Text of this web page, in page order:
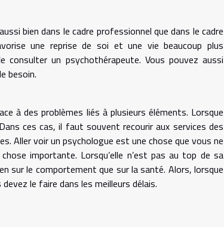
bien dans le cadre professionnel que dans le cadre
une reprise de soi et une vie beaucoup plus
un psychothérapeute. Vous pouvez aussi
besoin.
à des problèmes liés à plusieurs éléments. Lorsque
ces cas, il faut souvent recourir aux services des
Aller voir un psychologue est une chose que vous ne
importante. Lorsqu’elle n’est pas au top de sa
sur le comportement que sur la santé. Alors, lorsque
le faire dans les meilleurs délais.